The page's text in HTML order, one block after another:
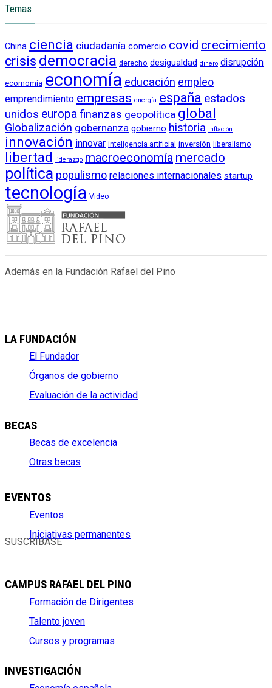
Temas
China ciencia ciudadanía comercio covid crecimiento
crisis democracia derecho desigualdad dinero disrupción
ecomomía economía educación empleo
emprendimiento empresas energía españa estados
unidos europafinanzas geopolítica global
Globalización gobernanza gobierno historia inflación
innovación innovar inteligencia artificial inversión liberalismo
libertad liderazgo macroeconomía mercado
política populismo relaciones internacionales startup
tecnología Video
Además en la Fundación Rafael del Pino
LA FUNDACIÓN
El Fundador
Órganos de gobierno
Evaluación de la actividad
BECAS
Becas de excelencia
Otras becas
EVENTOS
Eventos
Iniciativas permanentes
SUSCRÍBASE
CAMPUS RAFAEL DEL PINO
Formación de Dirigentes
Talento joven
Cursos y programas
INVESTIGACIÓN